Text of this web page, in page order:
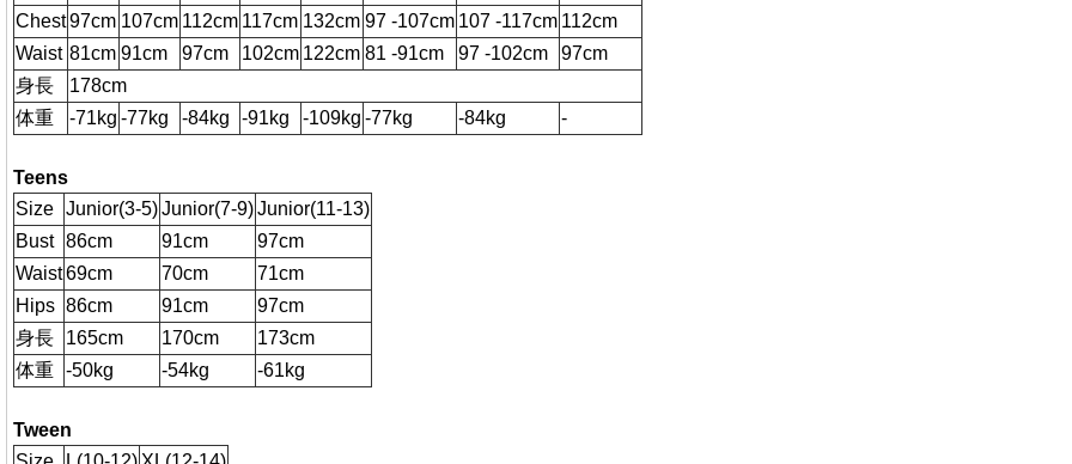
Chest97cm 107cm 112cm 117cm 132cm 97 -107cm 107 -117cm 112cm
Waist 81cm 91cm 97cm 102cm 122cm 81 -91cm 97 -102cm
97cm
身長
178cm
体重
-71kg -77kg -84kg -91kg -109kg -77kg -84kg -
Teens
Size Junior(3-5)Junior(7-9)Junior(11-13)
Bust 86cm 91cm
97cm
Waist69cm 70cm
71cm
Hips 86cm 91cm
97cm
身長
165cm 170cm
173cm
体重 -50kg -54kg -61kg
Tween